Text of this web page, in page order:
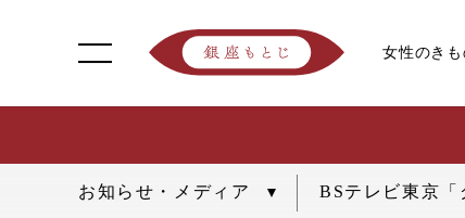
女性のき
BSテレビ東京